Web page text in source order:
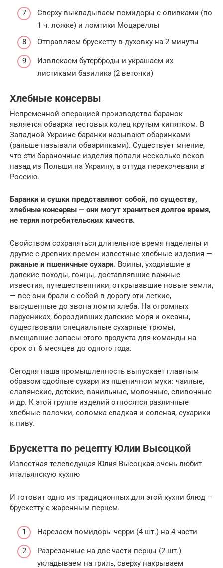
Сверху выкладываем помидоры с оливками (по
1 ч. ложке) и ломтики Моцареллы
Отправляем брускетту в духовку на 2 минуты
Извлекаем бутерброды и украшаем их
листиками базилика (2 веточки)
Хлебные консервы
Непременной операцией производства баранок
является обварка тестовых колец крутым кипятком. В
Западной Украине баранки называют обаринками
(раньше называли обваринками). Существует мнение,
что эти бараночные изделия попали несколько веков
назад из Польши на Украину, а оттуда перекочевали в
Россию.
Баранки и сушки представляют собой, по существу,
хлебные консервы — они могут храниться долгое время,
не теряя потребительских качеств.
Свойством сохраняться длительное время наделены и
другие с древних времен известные хлебные изделия —
ржаные и пшеничные сухари. Воины, уходившие в
далекие походы, гонцы, доставлявшие важные
известия, путешественники, открывавшие новые земли,
— все они брали с собой в дорогу эти легкие,
высушенные до звона ломти хлеба. На огромных
парусниках, бороздивших далекие моря и океаны,
существовали специальные сухарные трюмы,
вмещавшие запасы этого продукта для команды на
срок от 6 месяцев до одного года.
Сегодня наша промышленность выпускает главным
образом сдобные сухари из пшеничной муки: чайные,
славянские, детские, ванильные, молочные, сливочные
и др. К этой группе изделий относятся различные
хлебные палочки, соломка сладкая и соленая, сухарики
к пиву.
Брускетта по рецепту Юлии Высоцкой
Известная телеведущая Юлия Высоцкая очень любит
итальянскую кухню
И готовит одно из традиционных для этой кухни блюд –
брускетту с жаренным перцем.
Нарезаем помидоры черри (4 шт.) на 4 части
Разрезанные на две части перцы (2 шт.)
укладываем на гриль, сверху накрываем